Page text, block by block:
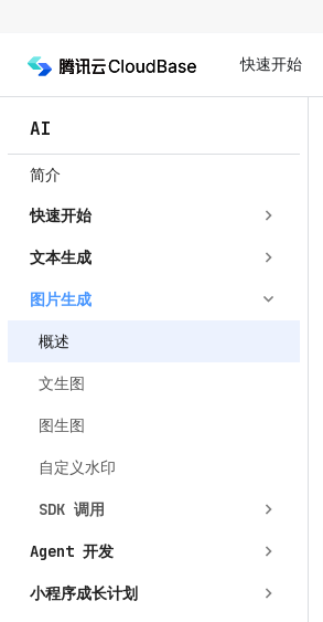
快速开始
AI
简介
快速开始
文本生成
图片生成
概述
文生图
图生图
自定义水印
SDK 调用
Agent 开发
小程序成长计划